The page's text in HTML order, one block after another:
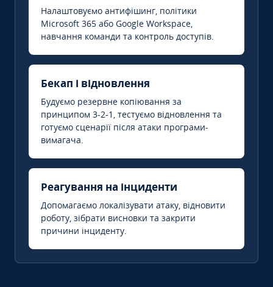
Налаштовуємо антифішинг, політики
Microsoft 365 або Google Workspace,
навчання команди та контроль доступів.
Бекап і відновлення
Будуємо резервне копіювання за
принципом 3-2-1, тестуємо відновлення та
готуємо сценарії після атаки програми-
вимагача.
Реагування на інциденти
Допомагаємо локалізувати атаку, відновити
роботу, зібрати висновки та закрити
причини інциденту.